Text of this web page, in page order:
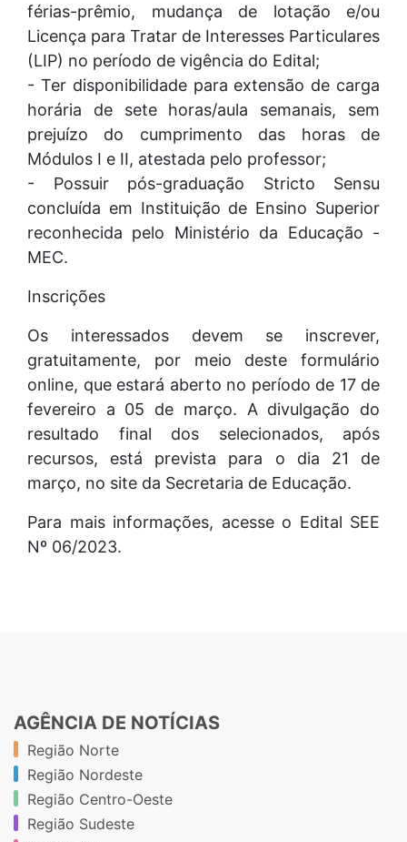
férias-prêmio, mudança de lotação e/ou
Licença para Tratar de Interesses Particulares
(LIP) no período de vigência do Edital;
- Ter disponibilidade para extensão de carga
horária de sete horas/aula semanais, sem
prejuízo do cumprimento das horas de
Módulos I e II, atestada pelo professor;
- Possuir pós-graduação Stricto Sensu
concluída em Instituição de Ensino Superior
reconhecida pelo Ministério da Educação -
MEC.
Inscrições
Os interessados devem se inscrever,
gratuitamente, por meio deste formulário
online, que estará aberto no período de 17 de
fevereiro a 05 de março. A divulgação do
resultado final dos selecionados, após
recursos, está prevista para o dia 21 de
março, no site da Secretaria de Educação.
Para mais informações, acesse o Edital SEE
Nº 06/2023.
AGÊNCIA DE NOTÍCIAS
Região Norte
Região Nordeste
Região Centro-Oeste
Região Sudeste